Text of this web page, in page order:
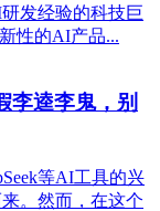
发经验的科技巨
性的AI产品...
李逵李鬼，别
等AI工具的兴
。然而，在这个